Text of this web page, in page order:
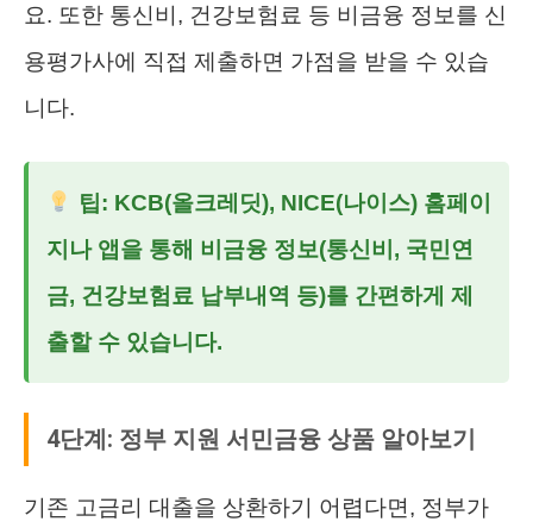
요. 또한 통신비, 건강보험료 등 비금융 정보를 신
용평가사에 직접 제출하면 가점을 받을 수 있습
니다.
팁: KCB(올크레딧), NICE(나이스) 홈페이
지나 앱을 통해 비금융 정보(통신비, 국민연
금, 건강보험료 납부내역 등)를 간편하게 제
출할 수 있습니다.
4단계: 정부 지원 서민금융 상품 알아보기
기존 고금리 대출을 상환하기 어렵다면, 정부가